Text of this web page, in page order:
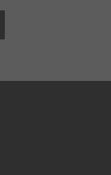
price
848,00 KM.
price
763,20 KM.